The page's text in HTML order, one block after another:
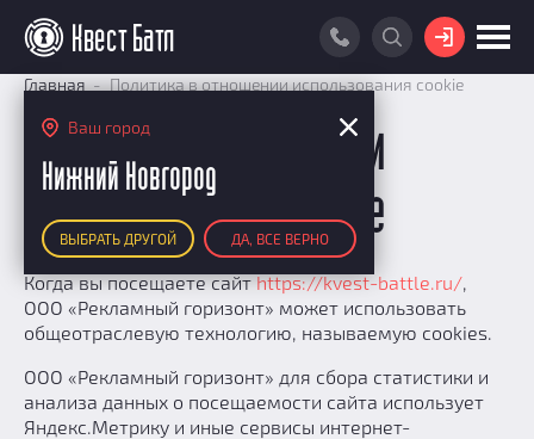
Ваш город
Нижний Новгород
ВЫБРАТЬ ДРУГОЙ ДА, ВСЕ ВЕРНО
ВОЙТИ
РЕЙТИНГ КОМАНД
Итоговый рейтинг
По количеству очков
Список команд
ПОИСК КОМАНДЫ
КВЕСТ БАТЛ
О Квест Батле
Cashback
КВЕСТ В ПОДАРОК
Главная Политика в отношении использования cookie
Политика в отношении
использования cookie
Когда вы посещаете сайтhttps://kvest-battle.ru/,
ООО «Рекламный горизонт» может использовать
общеотраслевую технологию, называемую cookies.
ООО «Рекламный горизонт» для сбора статистики и
анализа данных о посещаемости сайта использует
Яндекс.Метрику и иные сервисы интернет-